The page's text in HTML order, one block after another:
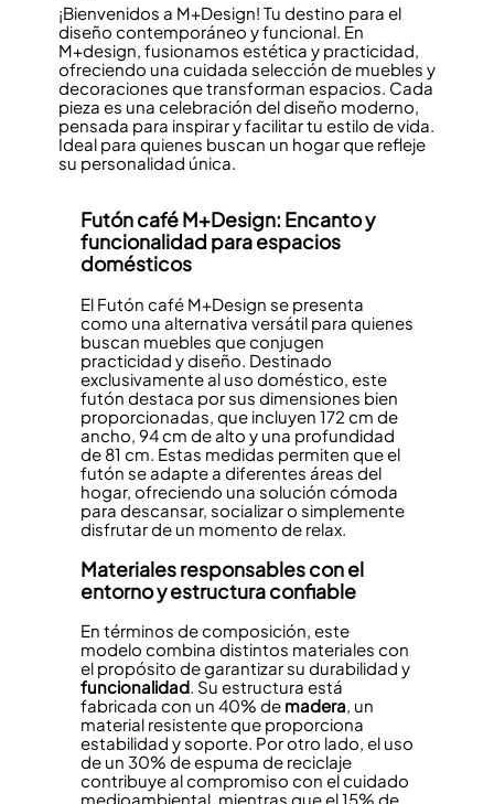
¡Bienvenidos a M+Design! Tu destino para el
diseño contemporáneo y funcional. En
M+design, fusionamos estética y practicidad,
ofreciendo una cuidada selección de muebles y
decoraciones que transforman espacios. Cada
pieza es una celebración del diseño moderno,
pensada para inspirar y facilitar tu estilo de vida.
Ideal para quienes buscan un hogar que refleje
su personalidad única.
Futón café M+Design: Encanto y
funcionalidad para espacios
domésticos
El Futón café M+Design se presenta
como una alternativa versátil para quienes
buscan muebles que conjugen
practicidad y diseño. Destinado
exclusivamente al uso doméstico, este
futón destaca por sus dimensiones bien
proporcionadas, que incluyen 172 cm de
ancho, 94 cm de alto y una profundidad
de 81 cm. Estas medidas permiten que el
futón se adapte a diferentes áreas del
hogar, ofreciendo una solución cómoda
para descansar, socializar o simplemente
disfrutar de un momento de relax.
Materiales responsables con el
entorno y estructura confiable
En términos de composición, este
modelo combina distintos materiales con
el propósito de garantizar su durabilidad y
funcionalidad. Su estructura está
fabricada con un 40% de madera, un
material resistente que proporciona
estabilidad y soporte. Por otro lado, el uso
de un 30% de espuma de reciclaje
contribuye al compromiso con el cuidado
medioambiental, mientras que el 15% de